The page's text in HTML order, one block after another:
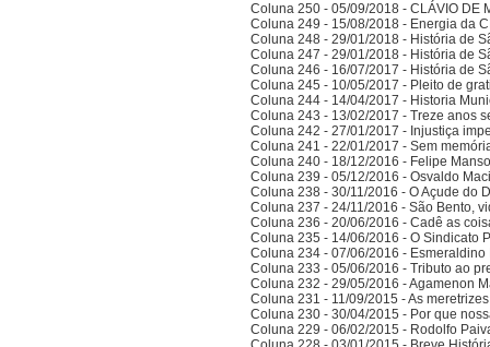
Coluna 250 - 05/09/2018 - CLÁVIO DE
Coluna 249 - 15/08/2018 - Energia da
Coluna 248 - 29/01/2018 - História de
Coluna 247 - 29/01/2018 - História de
Coluna 246 - 16/07/2017 - História de
Coluna 245 - 10/05/2017 - Pleito de
Coluna 244 - 14/04/2017 - Historia
Coluna 243 - 13/02/2017 - Treze anos
Coluna 242 - 27/01/2017 - Injustiça
Coluna 241 - 22/01/2017 - Sem
Coluna 240 - 18/12/2016 - Felipe
Coluna 239 - 05/12/2016 - Osvaldo
Coluna 238 - 30/11/2016 - O Açude do
Coluna 237 - 24/11/2016 - São Bento,
Coluna 236 - 20/06/2016 - Cadê as
Coluna 235 - 14/06/2016 - O Sindicato
Coluna 234 - 07/06/2016 -
Coluna 233 - 05/06/2016 - Tributo ao
Coluna 232 - 29/05/2016 - Agamenon
Coluna 231 - 11/09/2015 - As
Coluna 230 - 30/04/2015 - Por que
Coluna 229 - 06/02/2015 - Rodolfo